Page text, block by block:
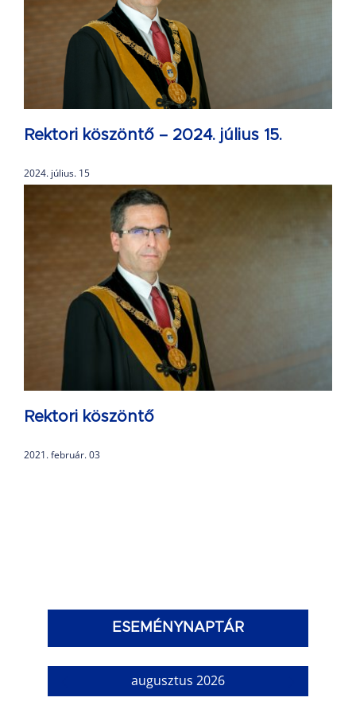
Rektori köszöntő – 2024. július 15.
2024. július. 15
Rektori köszöntő
2021. február. 03
ESEMÉNYNAPTÁR
augusztus 2026